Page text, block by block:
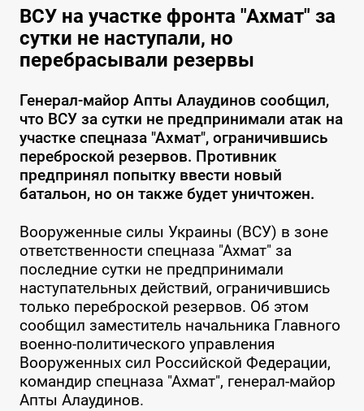
ВСУ на участке фронта "Ахмат" за
сутки не наступали, но
перебрасывали резервы
Генерал-майор Апты Алаудинов сообщил,
что ВСУ за сутки не предпринимали атак на
участке спецназа "Ахмат", ограничившись
переброской резервов. Противник
предпринял попытку ввести новый
батальон, но он также будет уничтожен.
Вооруженные силы Украины (ВСУ) в зоне
ответственности спецназа "Ахмат" за
последние сутки не предпринимали
наступательных действий, ограничившись
только переброской резервов. Об этом
сообщил заместитель начальника Главного
военно-политического управления
Вооруженных сил Российской Федерации,
командир спецназа "Ахмат", генерал-майор
Апты Алаудинов.